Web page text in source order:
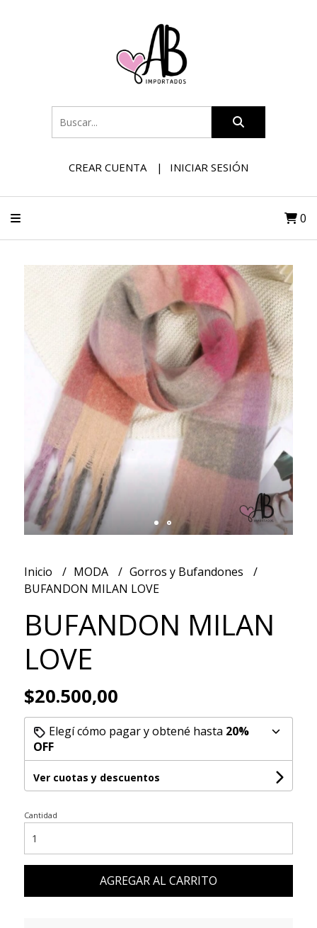
CREAR CUENTA INICIAR SESIÓN
0
Inicio MODA
Gorros y Bufandones
BUFANDON MILAN LOVE
BUFANDON MILAN
LOVE
$20.500,00
Elegí cómo pagar y obtené hasta 20%
OFF
Ver cuotas y descuentos
Cantidad
AGREGAR AL CARRITO